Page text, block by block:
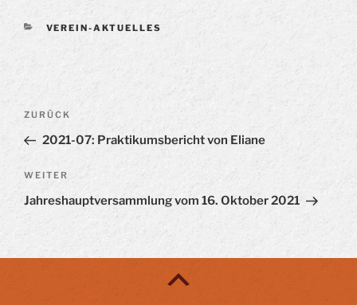
KATEGORIEN
VEREIN-AKTUELLES
Beitragsnavigation
Vorheriger
Beitrag
ZURÜCK
2021-07: Praktikumsbericht von Eliane
Nächster
Beitrag
WEITER
Jahreshauptversammlung vom 16. Oktober 2021